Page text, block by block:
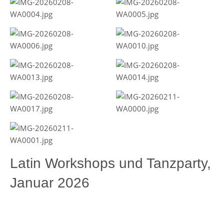
Latin Workshops und Tanzparty,
Januar 2026